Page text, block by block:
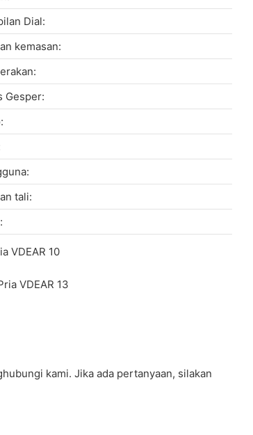
Dial:
kemasan:
Gesper:
tali:
kami. Jika ada pertanyaan, silakan